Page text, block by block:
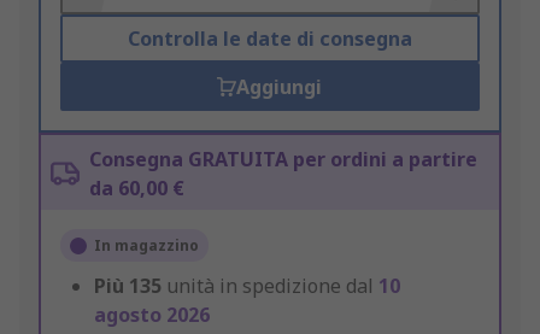
Controlla le date di consegna
Aggiungi
Consegna GRATUITA per ordini a partire
da 60,00 €
In magazzino
Più 135 unità in spedizione dal 10
agosto 2026